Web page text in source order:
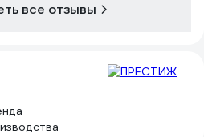
все отзывы